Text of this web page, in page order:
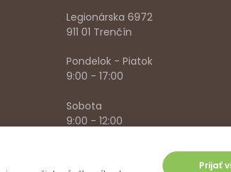
Prijať
Legionárska 6972
911 01 Trenčín
Pondelok - Piatok
9:00 - 17:00
Sobota
9:00 - 12:00
+421 915 572